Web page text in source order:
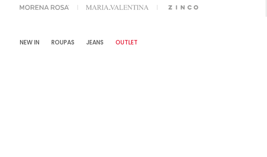
NA SUA 1° COMPRA USANDO O CUPOM: MYFIRSTIOD
NEW IN ROUPAS JEANS OUTLET